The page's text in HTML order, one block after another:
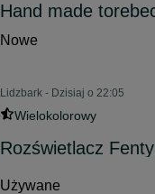
Hand made
Nowe
Lidzbark - Dzisiaj o 22:05
Wielokolorowy
Rozświetlacz
Używane